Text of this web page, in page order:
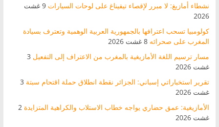
نشطاء أمازيغ: لا مبرر لإقصاء تيفيناغ على لوحات السيارات
9 غشت
2026
كولومبيا تسحب اعترافها بالجمهورية العربية الوهمية وتعترف بسيادة
المغرب على صحرائه 8 غشت 2026
مسار ترسيم اللغة الأمازيغية بالمغرب من الاعتراف إلى التفعيل 3
غشت 2026
تقرير استخباراتي إسباني: الجزائر نقطة انطلاق حملة اقتحام سبتة 3
غشت 2026
الأمازيغية: عمق حضاري يواجه خطاب الاستلاب والكراهية المتزايدة 2
غشت 2026